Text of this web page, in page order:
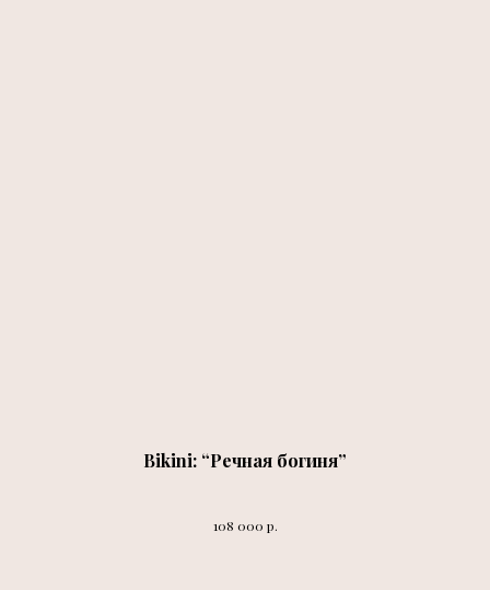
Bikini: “Речная богиня”
108 000 р.